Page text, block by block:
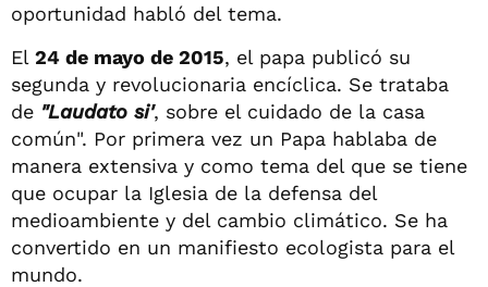
oportunidad habló del tema.
El 24 de mayo de 2015, el papa publicó su
segunda y revolucionaria encíclica. Se trataba
de "Laudato si', sobre el cuidado de la casa
común". Por primera vez un Papa hablaba de
manera extensiva y como tema del que se tiene
que ocupar la Iglesia de la defensa del
medioambiente y del cambio climático. Se ha
convertido en un manifiesto ecologista para el
mundo.